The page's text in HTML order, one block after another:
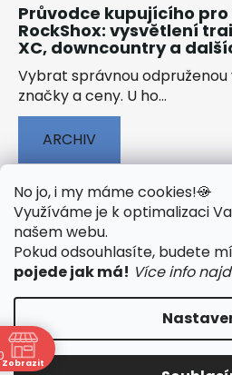
No jo, i my máme cookies!🍪
Využíváme je k optimalizaci
našem webu.
Pokud odsouhlasíte, budete
pojede jak má! Více info
Průvodce kupujícího
RockShox: vysvětlení
XC, downcountry a
Vybrat správnou
značky a ceny. U ho...
ARCHIV
🟢 TECHNOLOGIE
🟢 O
🟢 NÁVODY KE
Vytvořil Shoptet
Zobrazit